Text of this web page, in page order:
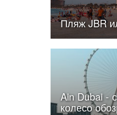
Пляж JBR
Ain Dubai -
колесо